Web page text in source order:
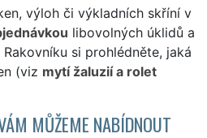
výloh či výkladních skříní v
libovolných úklidů a
si prohlédněte, jaká
(viz mytí žaluzií a rolet
MŮŽEME NABÍDNOUT